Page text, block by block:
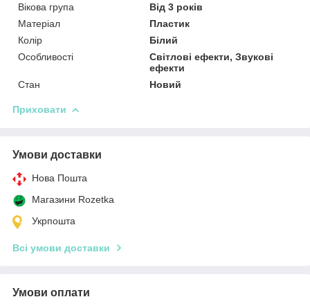
Вікова група
Від 3 років
Матеріал
Пластик
Колір
Білий
Особливості
Світлові ефекти, Звукові
ефекти
Стан
Новий
Приховати
Умови доставки
Нова Пошта
Магазини Rozetka
Укрпошта
Всі умови доставки
Умови оплати